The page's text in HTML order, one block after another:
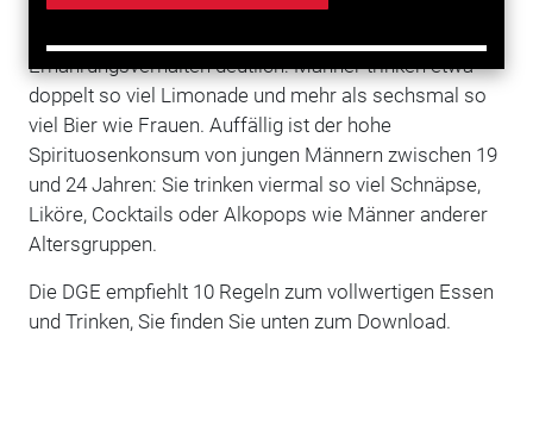
würden insbesondere bei Getränken
Ernährungsverhalten deutlich: Männer trinken etwa
doppelt so viel Limonade und mehr als sechsmal so
viel Bier wie Frauen. Auffällig ist der hohe
Spirituosenkonsum von jungen Männern zwischen 19
und 24 Jahren: Sie trinken viermal so viel Schnäpse,
Liköre, Cocktails oder Alkopops wie Männer anderer
Altersgruppen.
Die DGE empfiehlt 10 Regeln zum vollwertigen Essen
und Trinken, Sie finden Sie unten zum Download.